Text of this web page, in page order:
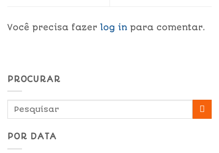
Você precisa fazer log in para comentar.
PROCURAR
POR DATA